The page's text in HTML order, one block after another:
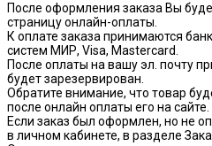
После оформления заказа Вы
страницу онлайн-оплаты.
К оплате заказа принимаются
систем МИР, Visa, Mastercard.
После оплаты на вашу эл. почту
будет зарезервирован.
Обратите внимание, что товар
после онлайн оплаты его на сайте.
Если заказ был оформлен, но не
в личном кабинете, в разделе